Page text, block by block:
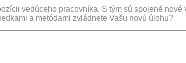
vedúceho pracovníka. S tým sú spojené nové
a metódami zvládnete Vašu novú úlohu?